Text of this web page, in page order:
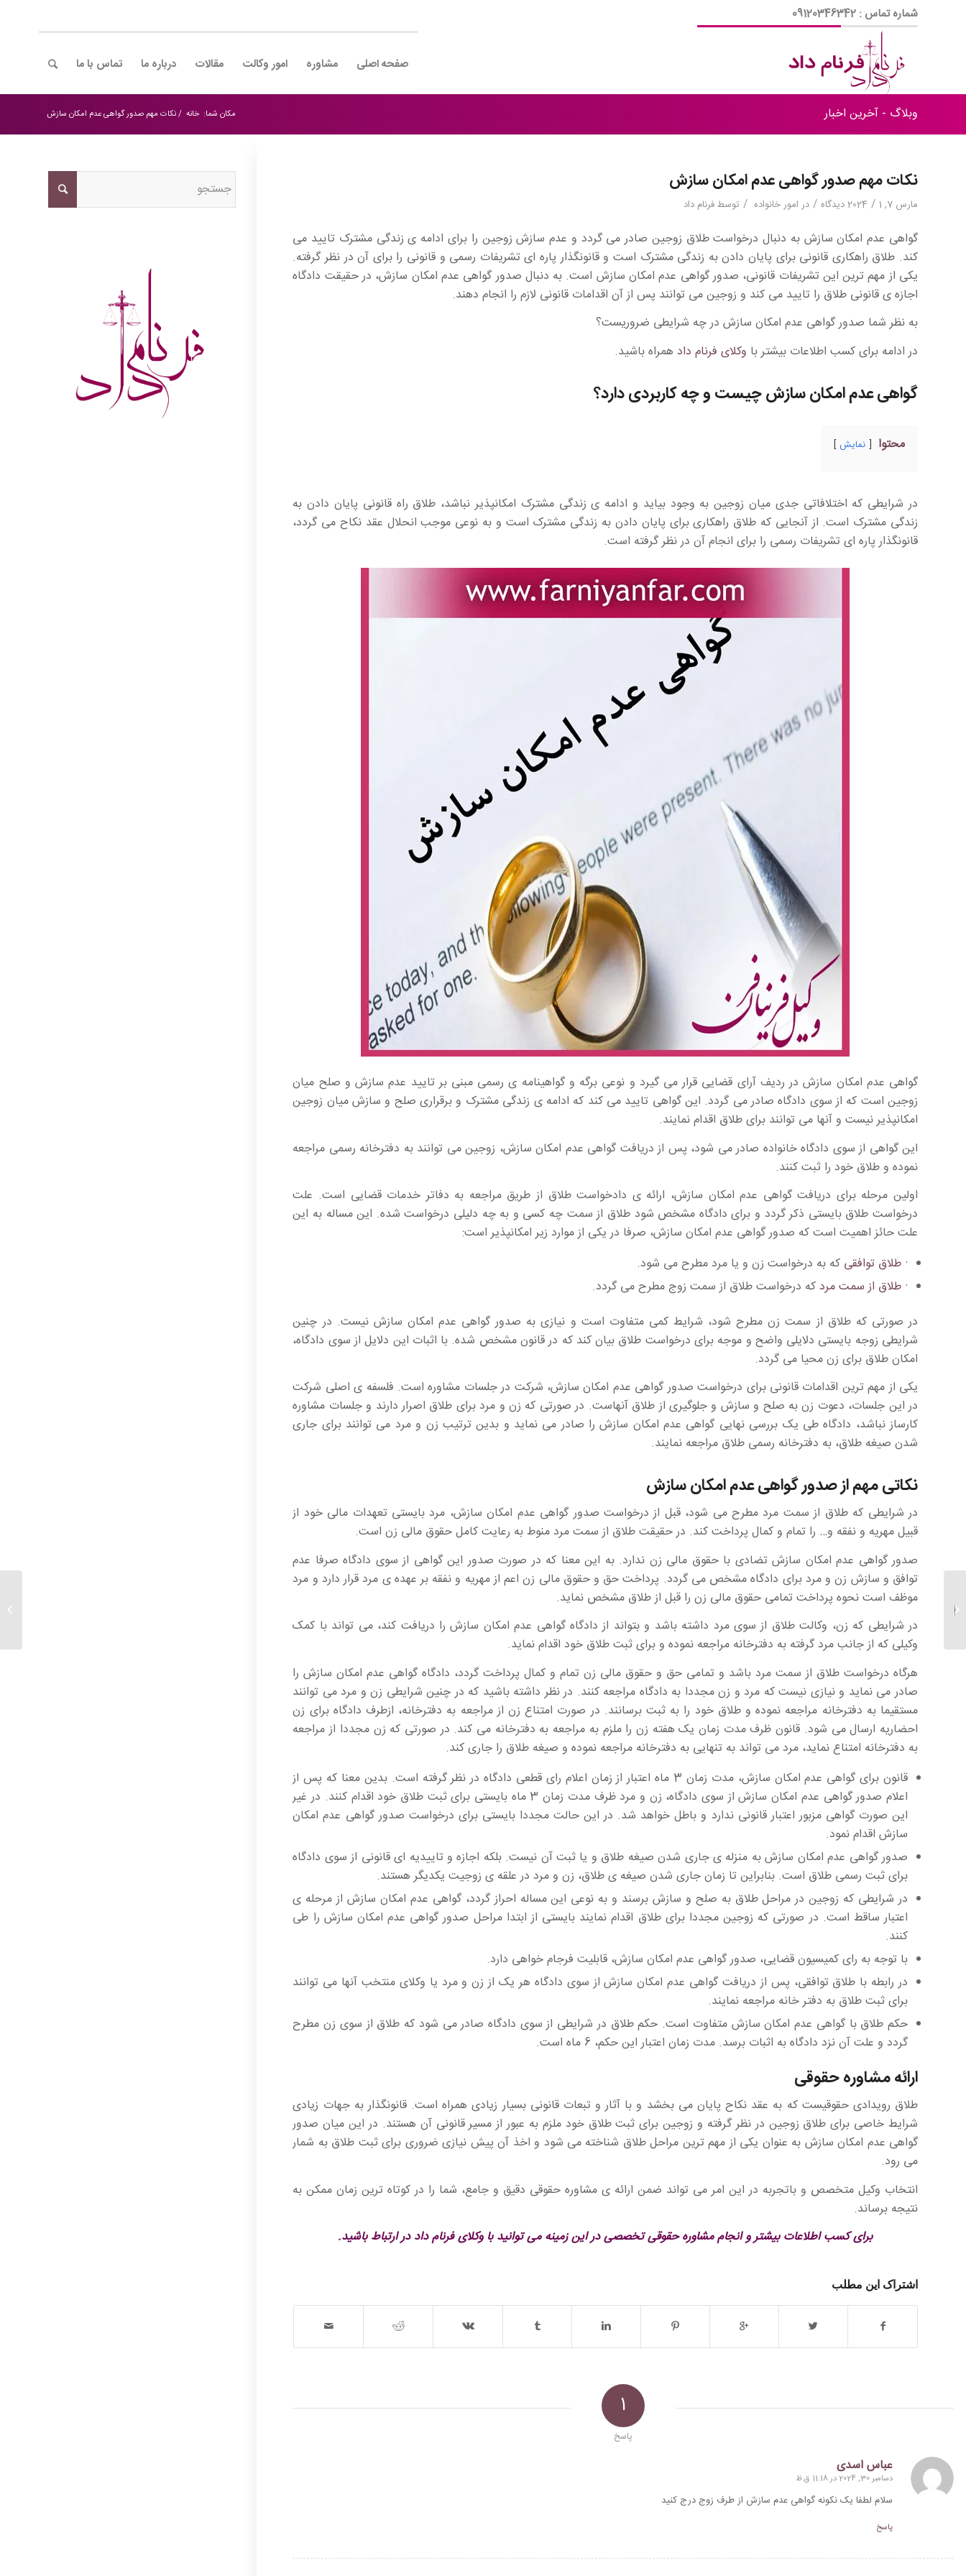
شماره تماس : 09120346342
صفحه اصلی مشاوره امور وکالت مقالات درباره ما تماس با ما
وبلاگ - آخرین اخبار مکان شما: خانه /نکات مهم صدور گواهی عدم امکان سازش
نکات مهم صدور گواهی عدم امکان سازش
مارس 7, 2024 / 1 دیدگاه / در امور خانواده / توسطفرنام داد
گواهی عدم امکان سازش به دنبال درخواست طلاق زوجین صادر می گردد و عدم سازش زوجین را برای ادامه ی زندگی مشترک تایید می
کند. طلاق راهکاری قانونی برای پایان دادن به زندگی مشترک است و قانونگذار پاره ای تشریفات رسمی و قانونی را برای آن در نظر گرفته.
یکی از مهم ترین این تشریفات قانونی، صدور گواهی عدم امکان سازش است. به دنبال صدور گواهی عدم امکان سازش، در حقیقت دادگاه
اجازه ی قانونی طلاق را تایید می کند و زوجین می توانند پس از آن اقدامات قانونی لازم را انجام دهند.
به نظر شما صدور گواهی عدم امکان سازش در چه شرایطی ضروریست؟
در ادامه برای کسب اطلاعات بیشتر با وکلای فرنام داد همراه باشید.
گواهی عدم امکان سازش چیست و چه کاربردی دارد؟
محتوا نمایش
در شرایطی که اختلافاتی جدی میان زوجین به وجود بیاید و ادامه ی زندگی مشترک امکانپذیر نباشد، طلاق راه قانونی پایان دادن به
زندگی مشترک است. از آنجایی که طلاق راهکاری برای پایان دادن به زندگی مشترک است و به نوعی موجب انحلال عقد نکاح می گردد،
قانونگذار پاره ای تشریفات رسمی را برای انجام آن در نظر گرفته است.
گواهی عدم امکان سازش در ردیف آرای قضایی قرار می گیرد و نوعی برگه و گواهینامه ی رسمی مبنی بر تایید عدم سازش و صلح میان
زوجین است که از سوی دادگاه صادر می گردد. این گواهی تایید می کند که ادامه ی زندگی مشترک و برقراری صلح و سازش میان زوجین
امکانپذیر نیست و آنها می توانند برای طلاق اقدام نمایند.
این گواهی از سوی دادگاه خانواده صادر می شود، پس از دریافت گواهی عدم امکان سازش، زوجین می توانند به دفترخانه رسمی مراجعه
نموده و طلاق خود را ثبت کنند.
اولین مرحله برای دریافت گواهی عدم امکان سازش، ارائه ی دادخواست طلاق از طریق مراجعه به دفاتر خدمات قضایی است. علت
درخواست طلاق بایستی ذکر گردد و برای دادگاه مشخص شود طلاق از سمت چه کسی و به چه دلیلی درخواست شده. این مساله به این
علت حائز اهمیت است که صدور گواهی عدم امکان سازش، صرفا در یکی از موارد زیر امکانپذیر است:
· طلاق توافقی که به درخواست زن و یا مرد مطرح می شود.
· طلاق از سمت مردکه درخواست طلاق از سمت زوج مطرح می گردد.
در صورتی که طلاق از سمت زن مطرح شود، شرایط کمی متفاوت است و نیازی به صدور گواهی عدم امکان سازش نیست. در چنین
شرایطی زوجه بایستی دلایلی واضح و موجه برای درخواست طلاق بیان کند که در قانون مشخص شده. با اثبات این دلایل از سوی دادگاه،
امکان طلاق برای زن محیا می گردد.
یکی از مهم ترین اقدامات قانونی برای درخواست صدور گواهی عدم امکان سازش، شرکت در جلسات مشاوره است. فلسفه ی اصلی شرکت
در این جلسات، دعوت زن به صلح و سازش و جلوگیری از طلاق آنهاست. در صورتی که زن و مرد برای طلاق اصرار دارند و جلسات مشاوره
کارساز نباشد، دادگاه طی یک بررسی نهایی گواهی عدم امکان سازش را صادر می نماید و بدین ترتیب زن و مرد می توانند برای جاری
شدن صیغه طلاق، به دفترخانه رسمی طلاق مراجعه نمایند.
نکاتی مهم از صدور گواهی عدم امکان سازش
در شرایطی که طلاق از سمت مرد مطرح می شود، قبل از درخواست صدور گواهی عدم امکان سازش، مرد بایستی تعهدات مالی خود از
قبیل مهریه و نفقه و… را تمام و کمال پرداخت کند. در حقیقت طلاق از سمت مرد منوط به رعایت کامل حقوق مالی زن است.
صدور گواهی عدم امکان سازش تضادی با حقوق مالی زن ندارد. به این معنا که در صورت صدور این گواهی از سوی دادگاه صرفا عدم
توافق و سازش زن و مرد برای دادگاه مشخص می گردد. پرداخت حق و حقوق مالی زن اعم از مهریه و نفقه بر عهده ی مرد قرار دارد و مرد
موظف است نحوه پرداخت تمامی حقوق مالی زن را قبل از طلاق مشخص نماید.
در شرایطی که زن، وکالت طلاق از سوی مرد داشته باشد و بتواند از دادگاه گواهی عدم امکان سازش را دریافت کند، می تواند با کمک
وکیلی که از جانب مرد گرفته به دفترخانه مراجعه نموده و برای ثبت طلاق خود اقدام نماید.
هرگاه درخواست طلاق از سمت مرد باشد و تمامی حق و حقوق مالی زن تمام و کمال پرداخت گردد، دادگاه گواهی عدم امکان سازش را
صادر می نماید و نیازی نیست که مرد و زن مجددا به دادگاه مراجعه کنند. در نظر داشته باشید که در چنین شرایطی زن و مرد می توانند
مستقیما به دفترخانه مراجعه نموده و طلاق خود را به ثبت برسانند. در صورت امتناع زن از مراجعه به دفترخانه، ازطرف دادگاه برای زن
احضاریه ارسال می شود. قانون ظرف مدت زمان یک هفته زن را ملزم به مراجعه به دفترخانه می کند. در صورتی که زن مجددا از مراجعه
به دفترخانه امتناع نماید، مرد می تواند به تنهایی به دفترخانه مراجعه نموده و صیغه طلاق را جاری کند.
قانون برای گواهی عدم امکان سازش، مدت زمان 3 ماه اعتبار از زمان اعلام رای قطعی دادگاه در نظر گرفته است. بدین معنا که پس از
اعلام صدور گواهی عدم امکان سازش از سوی دادگاه، زن و مرد ظرف مدت زمان 3 ماه بایستی برای ثبت طلاق خود اقدام کنند. در غیر
این صورت گواهی مزبور اعتبار قانونی ندارد و باطل خواهد شد. در این حالت مجددا بایستی برای درخواست صدور گواهی عدم امکان
سازش اقدام نمود.
صدور گواهی عدم امکان سازش به منزله ی جاری شدن صیغه طلاق و یا ثبت آن نیست. بلکه اجازه و تاییدیه ای قانونی از سوی دادگاه
برای ثبت رسمی طلاق است. بنابراین تا زمان جاری شدن صیغه ی طلاق، زن و مرد در علقه ی زوجیت یکدیگر هستند.
در شرایطی که زوجین در مراحل طلاق به صلح و سازش برسند و به نوعی این مساله احراز گردد، گواهی عدم امکان سازش از مرحله ی
اعتبار ساقط است. در صورتی که زوجین مجددا برای طلاق اقدام نمایند بایستی از ابتدا مراحل صدور گواهی عدم امکان سازش را طی
کنند.
با توجه به رای کمیسیون قضایی، صدور گواهی عدم امکان سازش، قابلیت فرجام خواهی دارد.
در رابطه با طلاق توافقی، پس از دریافت گواهی عدم امکان سازش از سوی دادگاه هر یک از زن و مرد یا وکلای منتخب آنها می توانند
برای ثبت طلاق به دفتر خانه مراجعه نمایند.
حکم طلاق با گواهی عدم امکان سازش متفاوت است. حکم طلاق در شرایطی از سوی دادگاه صادر می شود که طلاق از سوی زن مطرح
گردد و علت آن نزد دادگاه به اثبات برسد. مدت زمان اعتبار این حکم، 6 ماه است.
ارائه مشاوره حقوقی
طلاق رویدادی حقوقیست که به عقد نکاح پایان می بخشد و با آثار و تبعات قانونی بسیار زیادی همراه است. قانونگذار به جهات زیادی
شرایط خاصی برای طلاق زوجین در نظر گرفته و زوجین برای ثبت طلاق خود ملزم به عبور از مسیر قانونی آن هستند. در این میان صدور
گواهی عدم امکان سازش به عنوان یکی از مهم ترین مراحل طلاق شناخته می شود و اخذ آن پیش نیازی ضروری برای ثبت طلاق به شمار
می رود.
انتخاب وکیل متخصص و باتجربه در این امر می تواند ضمن ارائه ی مشاوره حقوقی دقیق و جامع، شما را در کوتاه ترین زمان ممکن به
نتیجه برساند.
برای کسب اطلاعات بیشتر و انجام مشاوره حقوقی تخصصی در این زمینه می توانید با وکلای فرنام داد در ارتباط باشید.
اشتراک این مطلب
1
پاسخ
عباس اسدی
گفته:
دسامبر 30, 2024 در 11:18 ق.ظ
سلام لطفا یک نکونه گواهی عدم سازش از طرف زوج درج کنید
پاسخ
دریافت خسارت تاخیر در
تحویل خودرو